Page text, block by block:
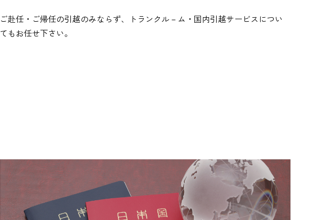
ご赴任・ご帰任の引越のみならず、トランクル－ム・国内引越サービスについ
てもお任せ下さい。